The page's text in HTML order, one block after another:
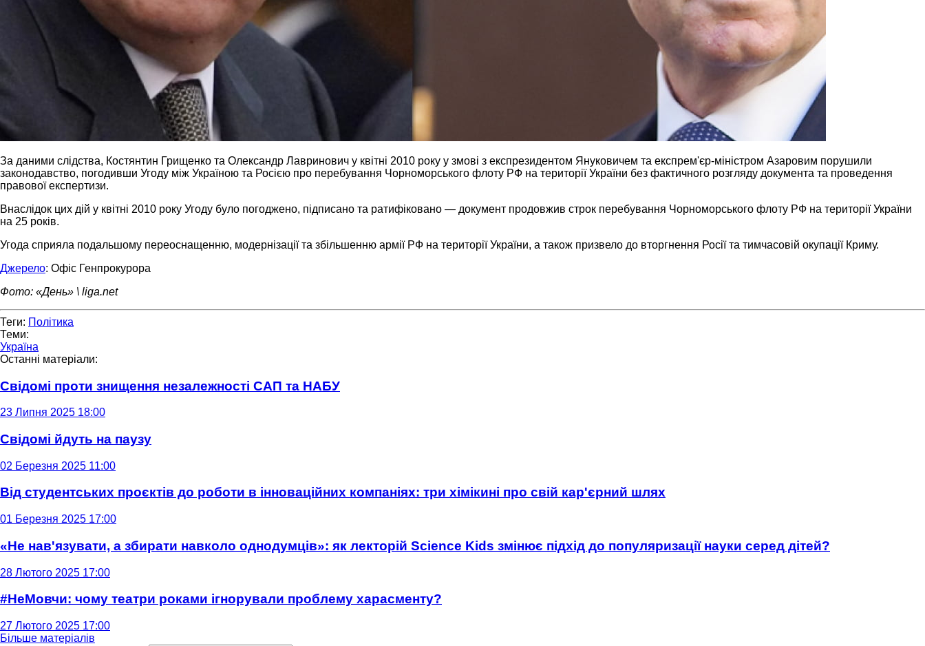
За даними слідства, Костянтин Грищенко та Олександр Лавринович у квітні 2010 року у змові з експрезидентом Януковичем та експрем'єр-міністром Азаровим порушили
законодавство, погодивши Угоду між Україною та Росією про перебування Чорноморського флоту РФ на території України без фактичного розгляду документа та проведення
правової експертизи.
Внаслідок цих дій у квітні 2010 року Угоду було погоджено, підписано та ратифіковано — документ продовжив строк перебування Чорноморського флоту РФ на території України
на 25 років.
Угода сприяла подальшому переоснащенню, модернізації та збільшенню армії РФ на території України, а також призвело до вторгнення Росії та тимчасовій окупації Криму.
Джерело: Офіс Генпрокурора
Фото: «День» \ liga.net
Теги: Політика
Теми:
Україна
Останні матеріали:
Свідомі проти знищення незалежності САП та НАБУ
23 Липня 2025 18:00
Свідомі йдуть на паузу
02 Березня 2025 11:00
Від студентських проєктів до роботи в інноваційних компаніях: три хімікині про свій кар'єрний шлях
01 Березня 2025 17:00
«Не нав'язувати, а збирати навколо однодумців»: як лекторій Science Kids змінює підхід до популяризації науки серед дітей?
28 Лютого 2025 17:00
#НеМовчи: чому театри роками ігнорували проблему харасменту?
27 Лютого 2025 17:00
Більше матеріалів